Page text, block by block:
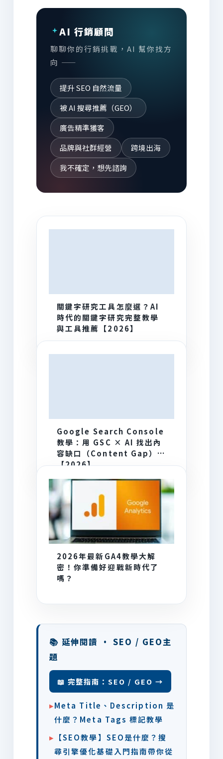
AI 行銷顧問
聊聊你的行銷挑戰，AI 幫你找方
向 ——
提升 SEO 自然流量
被 AI 搜尋推薦（GEO）
廣告精準獲客
品牌與社群經營
跨境出海
我不確定，想先諮詢
關鍵字研究工具怎麼選？AI
時代的關鍵字研究完整教學
與工具推薦【2026】
Google Search Console
教學：用 GSC × AI 找出內
容缺口（Content Gap）
【2026】
2026年最新GA4教學大解
密！你準備好迎戰新時代了
嗎？
📚 延伸閱讀 · SEO / GEO主
題
📖 完整指南：SEO / GEO →
▸Meta Title、Description 是
什麼？Meta Tags 標記教學
▸ 【SEO教學】SEO是什麼？搜
尋引擎優化基礎入門指南帶你從